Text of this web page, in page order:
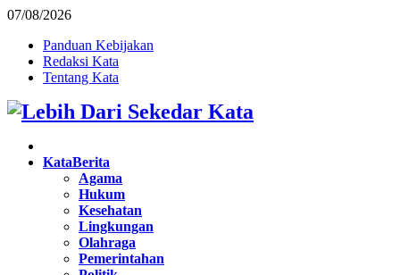
07/08/2026
Panduan Kebijakan
Redaksi Kata
Tentang Kata
Facebook
Twitter
Instagram
Pinterest
Youtube
KataBerita
Agama
Hukum
Kesehatan
Lingkungan
Olahraga
Pemerintahan